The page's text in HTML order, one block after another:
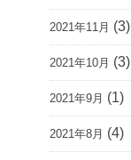
2021年11月 (3)
2021年10月 (3)
2021年9月 (1)
2021年8月 (4)